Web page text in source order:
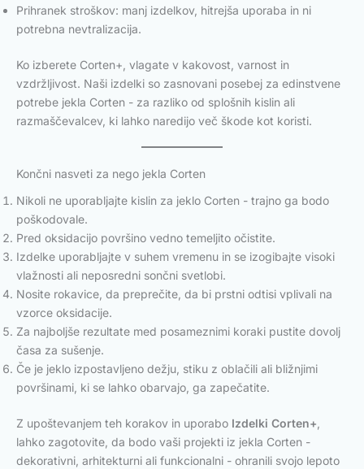
Prihranek stroškov: manj izdelkov, hitrejša uporaba in ni
potrebna nevtralizacija.
Ko izberete Corten+, vlagate v kakovost, varnost in
vzdržljivost. Naši izdelki so zasnovani posebej za edinstvene
potrebe jekla Corten - za razliko od splošnih kislin ali
razmaščevalcev, ki lahko naredijo več škode kot koristi.
Končni nasveti za nego jekla Corten
Nikoli ne uporabljajte kislin za jeklo Corten - trajno ga bodo
poškodovale.
Pred oksidacijo površino vedno temeljito očistite.
Izdelke uporabljajte v suhem vremenu in se izogibajte visoki
vlažnosti ali neposredni sončni svetlobi.
Nosite rokavice, da preprečite, da bi prstni odtisi vplivali na
vzorce oksidacije.
Za najboljše rezultate med posameznimi koraki pustite dovolj
časa za sušenje.
Če je jeklo izpostavljeno dežju, stiku z oblačili ali bližnjimi
površinami, ki se lahko obarvajo, ga zapečatite.
Z upoštevanjem teh korakov in uporabo Izdelki Corten+
lahko zagotovite, da bodo vaši projekti iz jekla Corten -
dekorativni, arhitekturni ali funkcionalni - ohranili svojo lepoto